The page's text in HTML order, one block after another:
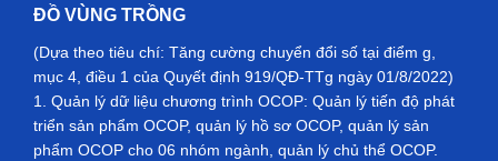
ĐỒ VÙNG TRỒNG
(Dựa theo tiêu chí: Tăng cường chuyển đổi số tại điểm g,
mục 4, điều 1 của Quyết định 919/QĐ-TTg ngày 01/8/2022)
1. Quản lý dữ liệu chương trình OCOP: Quản lý tiến độ phát
triển sản phẩm OCOP, quản lý hồ sơ OCOP, quản lý sản
phẩm OCOP cho 06 nhóm ngành, quản lý chủ thể OCOP.